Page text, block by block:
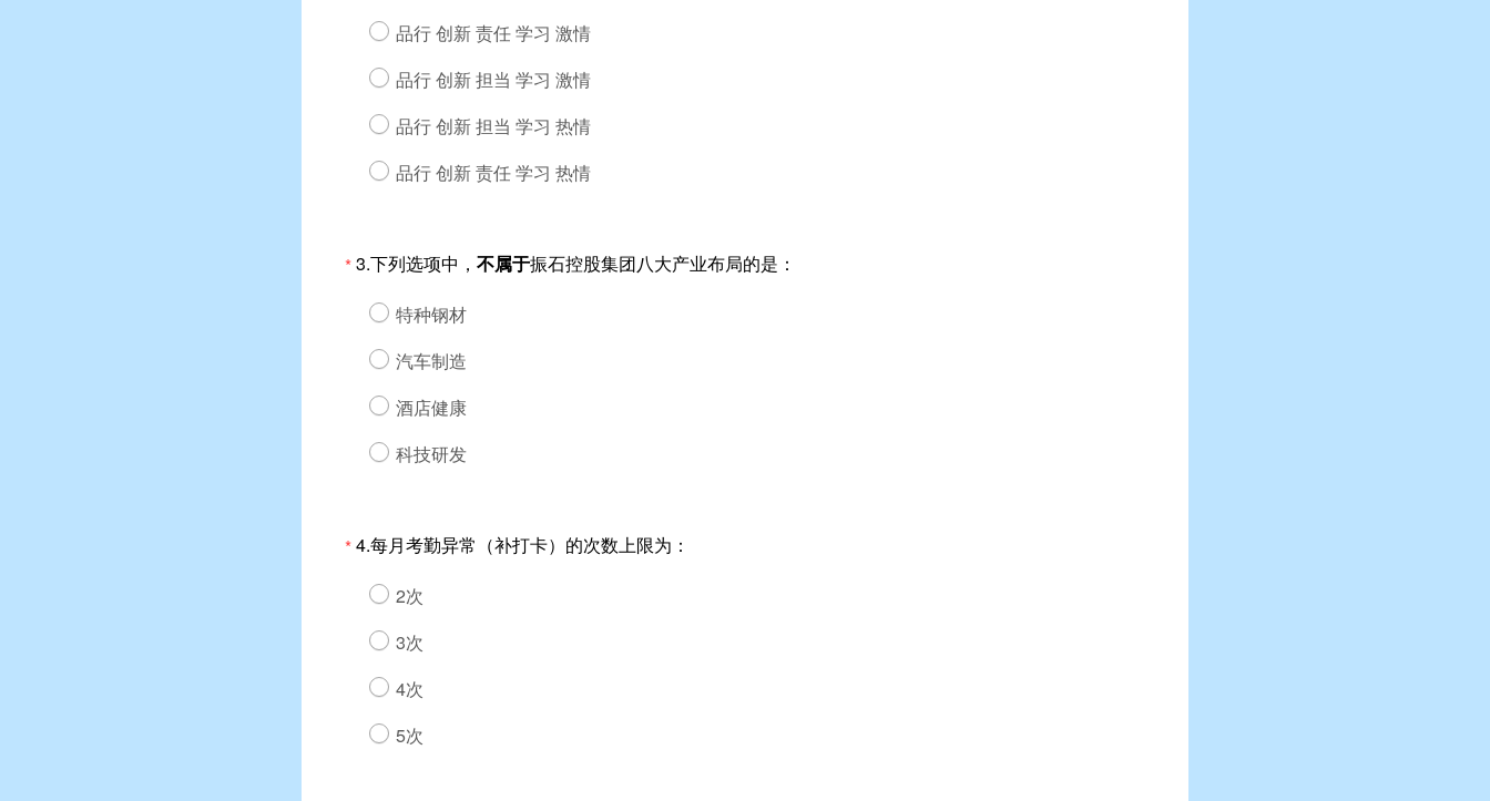
品行 创新 责任 学习 激情
品行 创新 担当 学习 激情
品行 创新 担当 学习 热情
品行 创新 责任 学习 热情
*3.下列选项中， 不属于振石控股集团八大产业布局的是：
特种钢材
汽车制造
酒店健康
科技研发
*4.每月考勤异常（补打卡）的次数上限为：
2次
3次
4次
5次